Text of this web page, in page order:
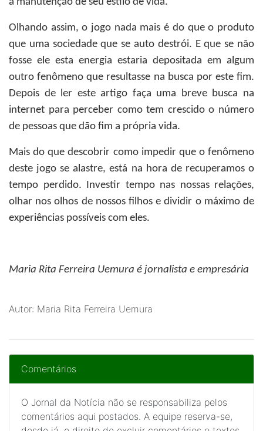
Olhando assim, o jogo nada mais é do que o produto
que uma sociedade que se auto destrói. E que se não
fosse ele esta energia estaria depositada em algum
outro fenômeno que resultasse na busca por este fim.
Depois de ler este artigo faça uma breve busca na
internet para perceber como tem crescido o número
de pessoas que dão fim a própria vida.
Mais do que descobrir como impedir que o fenômeno
deste jogo se alastre, está na hora de recuperamos o
tempo perdido. Investir tempo nas nossas relações,
olhar nos olhos de nossos filhos e dividir o máximo de
experiências possíveis com eles.
Maria Rita Ferreira Uemura é jornalista e empresária
Autor: Maria Rita Ferreira Uemura
Comentários
O Jornal da Notícia não se responsabiliza pelos
comentários aqui postados. A equipe reserva-se,